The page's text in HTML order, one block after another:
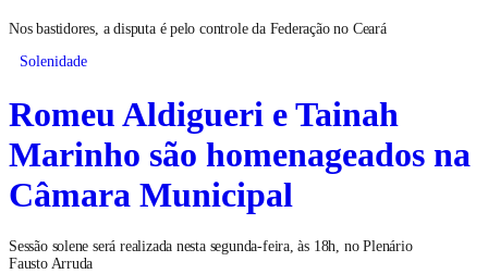
Nos bastidores, a disputa é pelo controle da Federação no Ceará
Solenidade
Romeu Aldigueri e Tainah
Marinho são homenageados na
Câmara Municipal
Sessão solene será realizada nesta segunda-feira, às 18h, no Plenário
Fausto Arruda